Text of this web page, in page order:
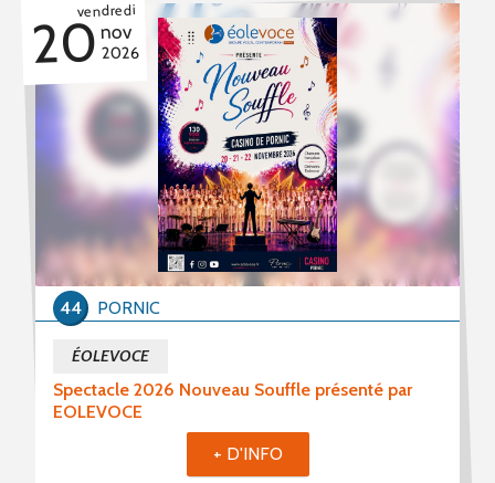
vendredi
20 nov
2026
Spectacle 2026 Nouveau Souffle présenté par
EOLEVOCE
ÉOLEVOCE
PORNIC
44
+ D'INFO